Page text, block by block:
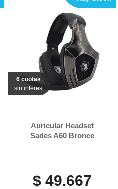
6 cuotas
sin interes
Auricular Headset
Sades A60 Bronce
$ 49.667